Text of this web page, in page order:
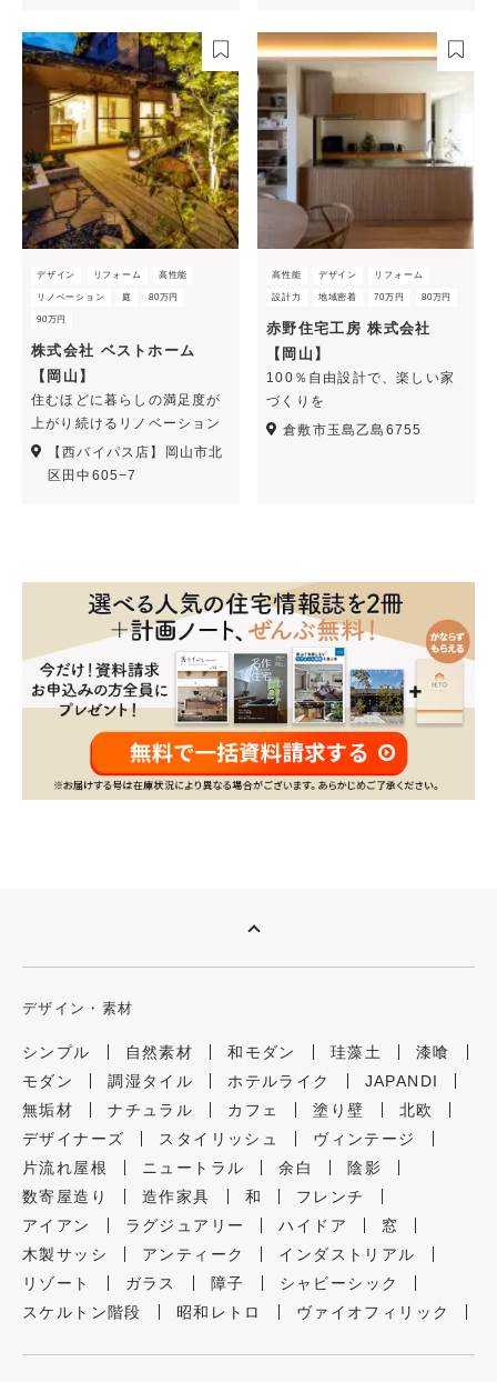
デザイン リフォーム 高性能
リノベーション 庭 80万円
90万円
株式会社 ベストホーム
【岡山】
住むほどに暮らしの満足度が
上がり続けるリノベーション
【西バイパス店】岡山市北
区田中605−7
高性能 デザイン リフォーム
設計力 地域密着 70万円 80万円
赤野住宅工房 株式会社
【岡山】
100％自由設計で、楽しい家
づくりを
倉敷市玉島乙島6755
デザイン・素材
シンプル 自然素材 和モダン 珪藻土
漆喰
モダン
調湿タイル ホテルライク
JAPANDI
無垢材
ナチュラル カフェ 塗り壁
北欧
デザイナーズ
スタイリッシュ
ヴィンテージ
片流れ屋根
ニュートラル 余白
陰影
数寄屋造り
造作家具 和
フレンチ
アイアン
ラグジュアリー ハイドア
窓
木製サッシ
アンティーク
インダストリアル
リゾート
ガラス 障子
シャビーシック
スケルトン階段
昭和レトロ ヴァイオフィリック